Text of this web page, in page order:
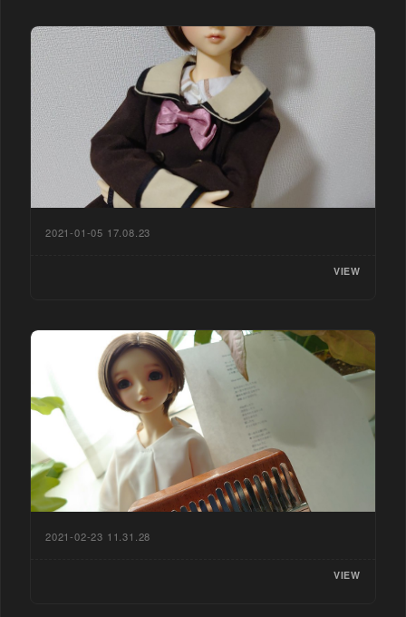
2021-01-05 17.08.23
VIEW
2021-02-23 11.31.28
VIEW